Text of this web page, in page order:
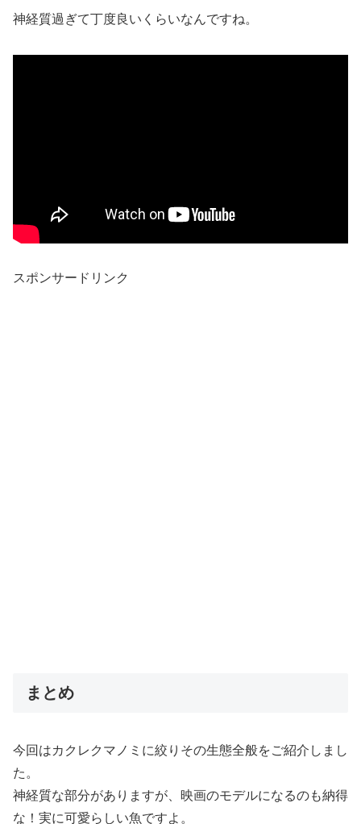
神経質過ぎて丁度良いくらいなんですね。
スポンサードリンク
まとめ
今回はカクレクマノミに絞りその生態全般をご紹介しまし
た。
神経質な部分がありますが、映画のモデルになるのも納得
な！実に可愛らしい魚ですよ。